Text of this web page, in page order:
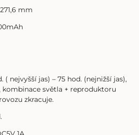
mm
( nejvyšší jas) – 75 hod. (nejnižší jas),
kombinace světla + reproduktoru
zkracuje.